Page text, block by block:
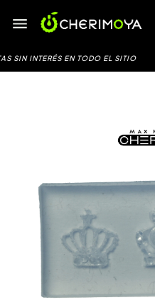
SIN INTERÉS EN TODO EL SITIO